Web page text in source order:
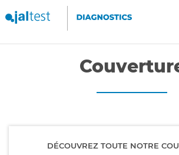
DÉCOUVREZ TOUTE NOTRE